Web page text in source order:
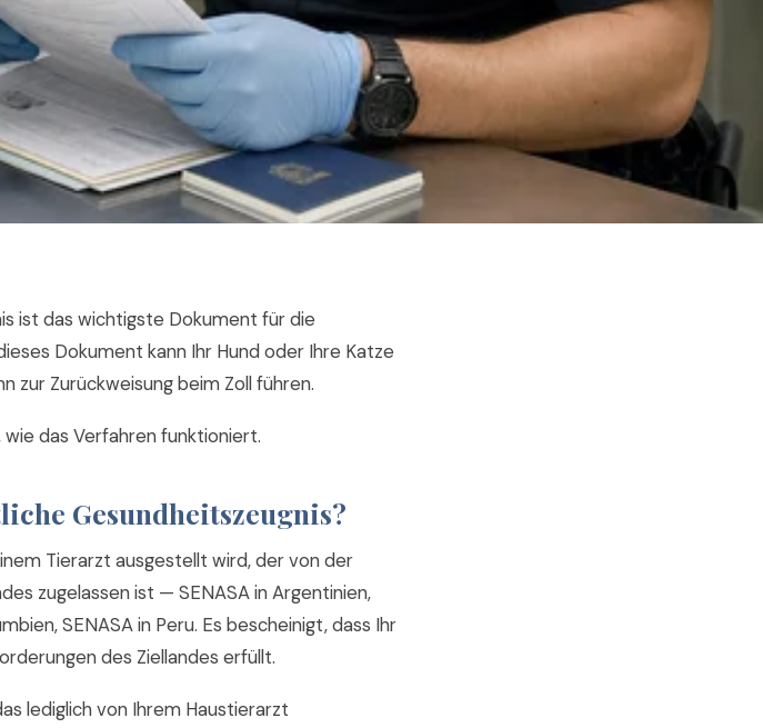
ist das wichtigste Dokument für die
Dokument kann Ihr Hund oder Ihre Katze
zur Zurückweisung beim Zoll führen.
das Verfahren funktioniert.
Gesundheitszeugnis?
Tierarzt ausgestellt wird, der von der
zugelassen ist — SENASA in Argentinien,
SENASA in Peru. Es bescheinigt, dass Ihr
des Ziellandes erfüllt.
lediglich von Ihrem Haustierarzt